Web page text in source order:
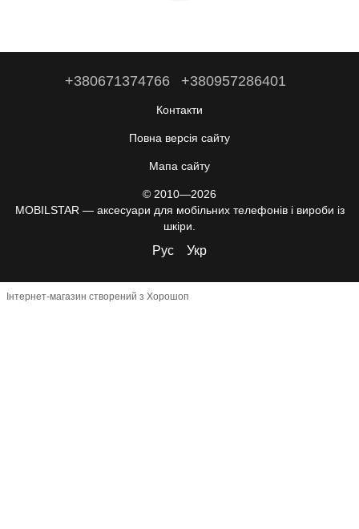
+380671374766 +380957286401
Контакти
Повна версія сайту
Мапа сайту
© 2010—2026
MOBILSTAR — аксесуари для мобільних телефонів і вироби із
шкіри.
Рус Укр
Інтернет-магазин створений з Хорошоп